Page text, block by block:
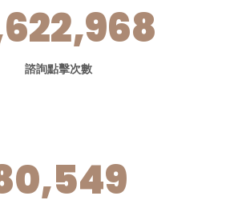
諮詢點擊次數